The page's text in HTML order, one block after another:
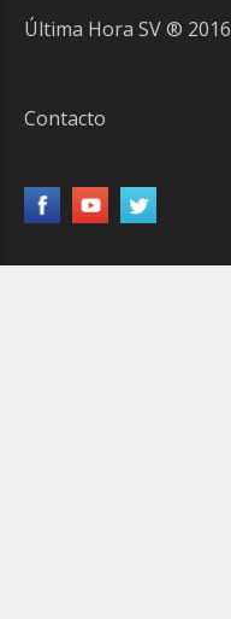
Última Hora SV ® 2016
Contacto